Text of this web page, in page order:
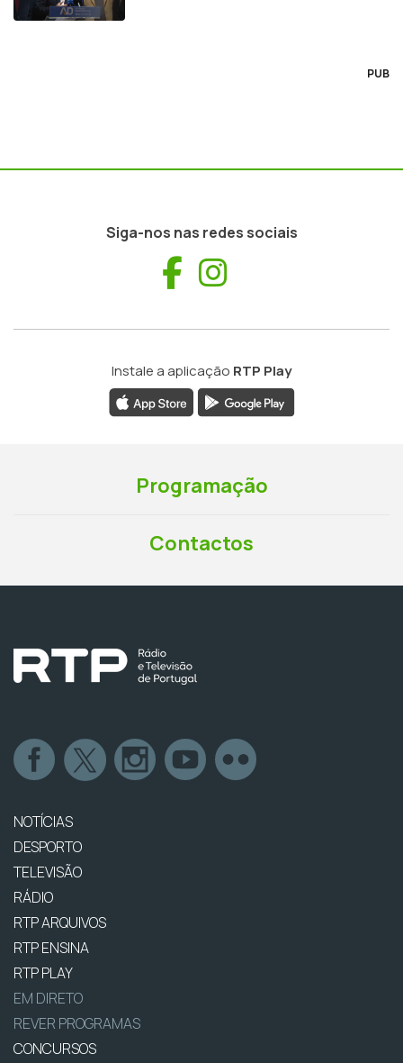
PUB
Siga-nos nas redes sociais
Facebook
Instale a aplicação RTP Play
Programação
Contactos
NOTÍCIAS
DESPORTO
TELEVISÃO
RÁDIO
RTP ARQUIVOS
RTP ENSINA
RTP PLAY
EM DIRETO
REVER PROGRAMAS
CONCURSOS